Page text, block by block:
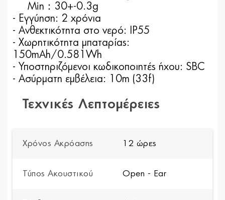
Min：30+-0.3g
- Εγγύηση: 2 χρόνια
- Ανθεκτικότητα στο νερό: IP55
- Χωρητικότητα μπαταρίας:
150mAh/0.581Wh
- Υποστηριζόμενοι κωδικοποιητές ήχου: SBC
- Ασύρματη εμβέλεια: 10m (33f)
Τεχνικές Λεπτομέρειες
Χρόνος Ακρόασης 12 ώρες
Τύπος Ακουστικού Open - Ear